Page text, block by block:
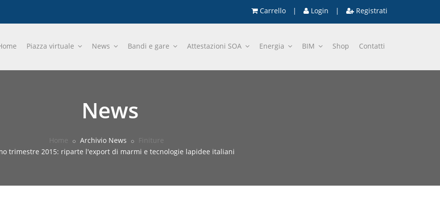
Carrello | Login | Registrati
Piazza virtuale News Bandi e gare Attestazioni SOA Energia BIM Shop Contatti
News
Home Archivio News
Finiture
trimestre 2015: riparte l'export di marmi e tecnologie lapidee italiani